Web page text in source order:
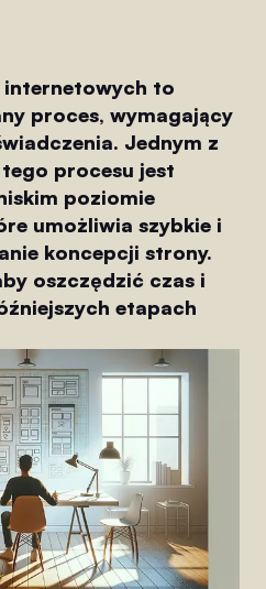
to
proces, wymagający
Jednym z
procesu jest
poziomie
umożliwia szybkie i
koncepcji strony.
oszczędzić czas i
etapach